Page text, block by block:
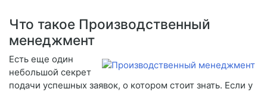
Что такое Производственный
менеджмент
Есть еще один
небольшой секрет
подачи успешных заявок, о котором стоит знать. Если у